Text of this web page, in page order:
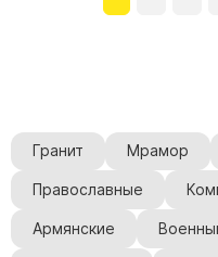
Гранит Мрамор
Православные
Армянские